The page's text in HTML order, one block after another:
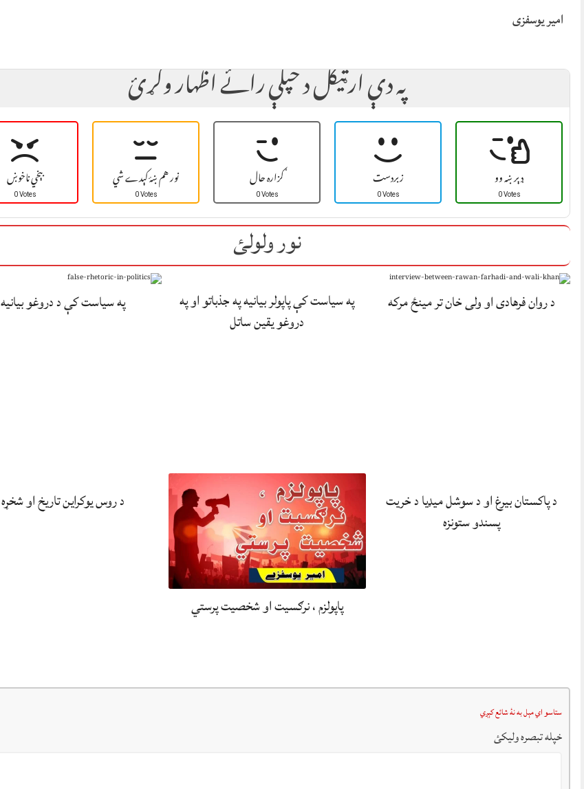
امیر یوسفزی
په دې ارټيکل د خپلې رائے اظهار وکړئ
بېخي ناخوښ
0 Votes نور هم ښۀ کېدے شي
0 Votes ګزاره حال
0 Votes زبردست
0 Votes ډېر ښه وو
0 Votes
نور ولولئ
د روان فرهادی او ولی خان تر مینځ مرکه
په سیاست کې پاپولر بیانیه په جذباتو او په
دروغو یقین ساتل
په سیاست کې د دروغو بیانیه
د پاکستان بیرغ او د سوشل میډیا د خریت
پسندو ستونزه
پاپولزم ، نرګسیت او شخصیت پرستي
د روس یوکراین تاریخ او شخړه
ستاسو اي مېل به نۀ شائع کېږي
خپله تبصرہ وليکئ